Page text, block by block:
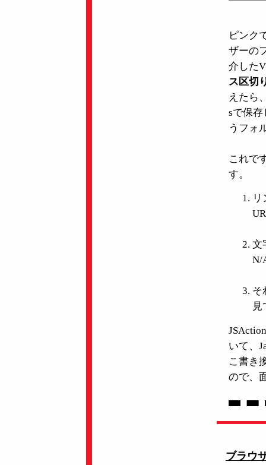
ピンク
ザーの
介した
ス区切
えたら
sで保
うフォ
これで
す。
文
N/
そ
いて、
こ書き
ので、
ブラウ